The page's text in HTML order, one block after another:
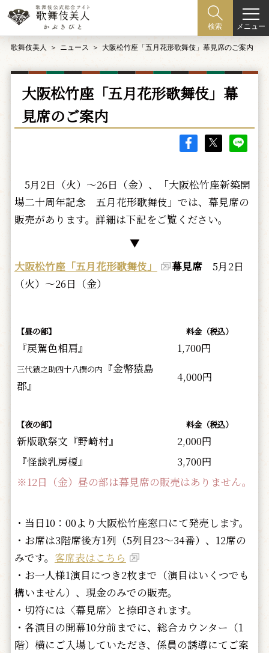
検索 メニュー
歌舞伎美人 ニュース 大阪松竹座「五月花形歌舞伎」幕見席のご案内
大阪松竹座「五月花形歌舞伎」幕
見席のご案内
5月2日（火）～26日（金）、「大阪松竹座新築開
場二十周年記念 五月花形歌舞伎」では、幕見席の
販売があります。詳細は下記をご覧ください。
▼
大阪松竹座「五月花形歌舞伎」
幕見席5月2日
（火）～26日（金）
【昼の部】 料金（税込）
『戻駕色相肩』 1,700円
三代猿之助四十八撰の内 『金幣猿島
郡』
4,000円
【夜の部】 料金（税込）
新版歌祭文『野崎村』
2,000円
『怪談乳房榎』
3,700円
※12日（金）昼の部は幕見席の販売はありません。
・当日10：00より大阪松竹座窓口にて発売します。
・お席は3階席後方1列（5列目23～34番）、12席の
みです。 客席表はこちら
・お一人様1演目につき2枚まで（演目はいくつでも
構いません）、現金のみでの販売。
・切符には〈幕見席〉と捺印されます。
・各演目の開幕10分前までに、総合カウンター（1
階）横にご入場していただき、係員の誘導にてご案